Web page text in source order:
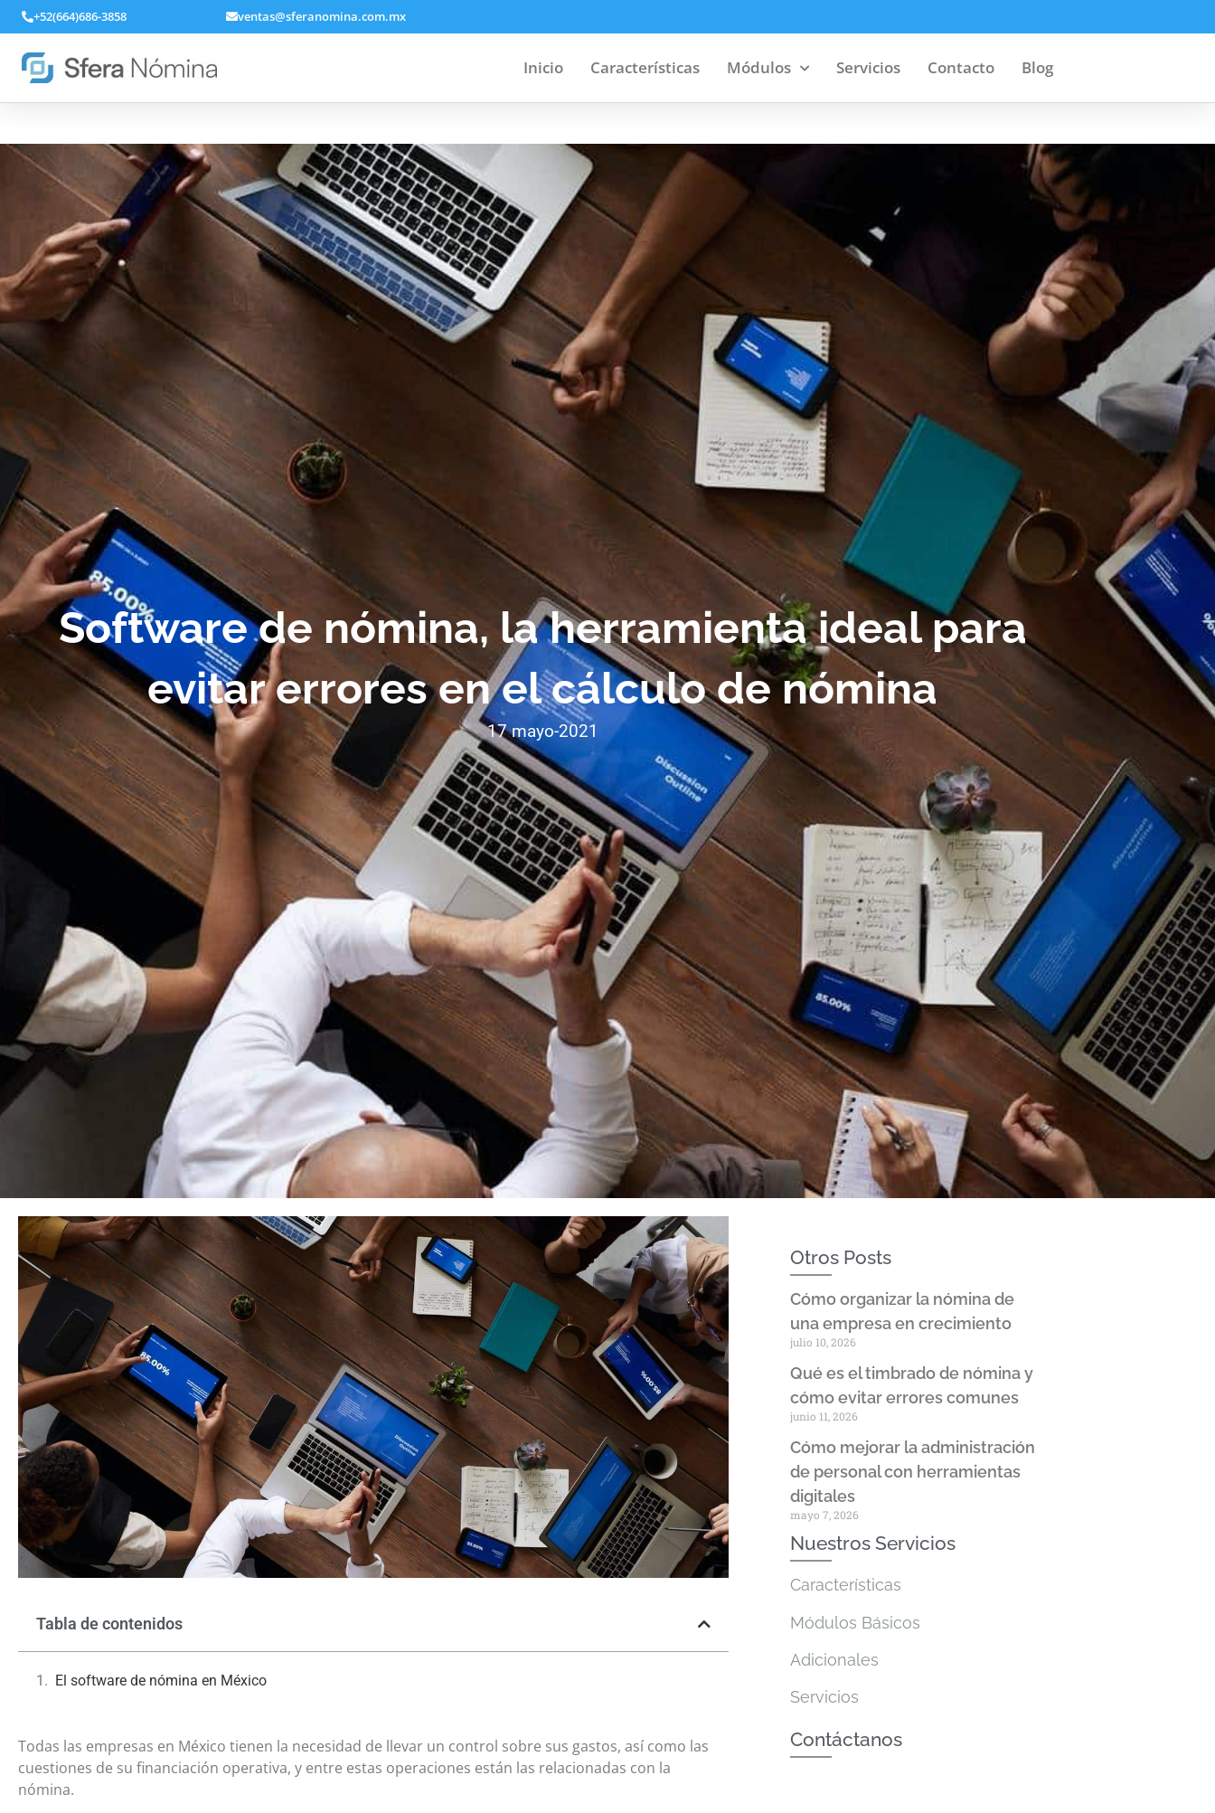
+52(664)686-3858 ventas@sferanomina.com.mx
Inicio Características Módulos Servicios Contacto Blog
Software de nómina, la herramienta ideal para
evitar errores en el cálculo de nómina
17 mayo-2021
Tabla de contenidos
El software de nómina en México
Todas las empresas en México tienen la necesidad de llevar un control sobre sus gastos, así como las
cuestiones de su financiación operativa, y entre estas operaciones están las relacionadas con la
nómina.
Otros Posts
Cómo organizar la nómina de
una empresa en crecimiento
julio 10, 2026
Qué es el timbrado de nómina y
cómo evitar errores comunes
junio 11, 2026
Cómo mejorar la administración
de personal con herramientas
digitales
mayo 7, 2026
Nuestros Servicios
Características
Módulos Básicos
Adicionales
Servicios
Contáctanos